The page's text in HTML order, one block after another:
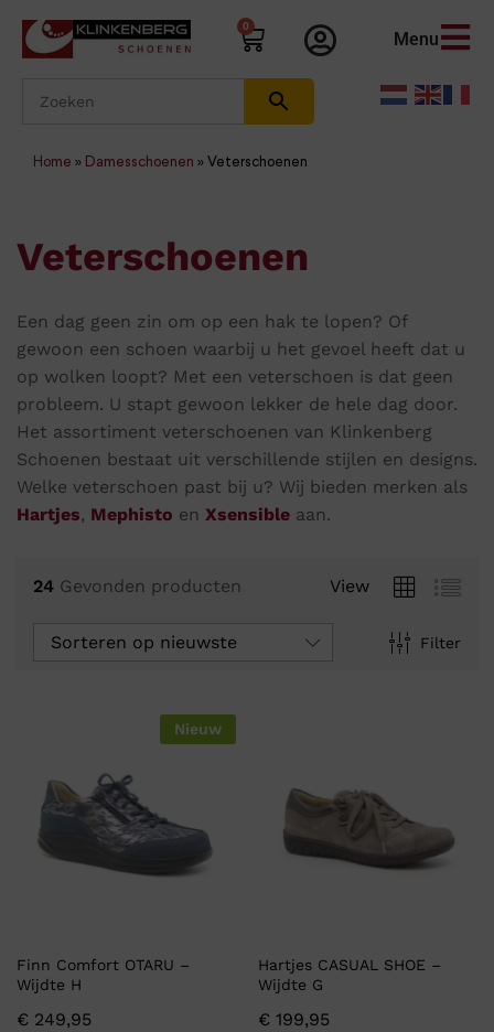
0
Menu
Home » Damesschoenen » Veterschoenen
Veterschoenen
Een dag geen zin om op een hak te lopen? Of
gewoon een schoen waarbij u het gevoel heeft dat u
op wolken loopt? Met een veterschoen is dat geen
probleem. U stapt gewoon lekker de hele dag door.
Het assortiment veterschoenen van Klinkenberg
Schoenen bestaat uit verschillende stijlen en designs.
Welke veterschoen past bij u? Wij bieden merken als
Hartjes, Mephisto en Xsensible aan.
24 Gevonden producten View
Filter
Sorteren op nieuwste
Nieuw
Finn Comfort OTARU –
Wijdte H
€ 249,95
Hartjes CASUAL SHOE –
Wijdte G
€ 199,95